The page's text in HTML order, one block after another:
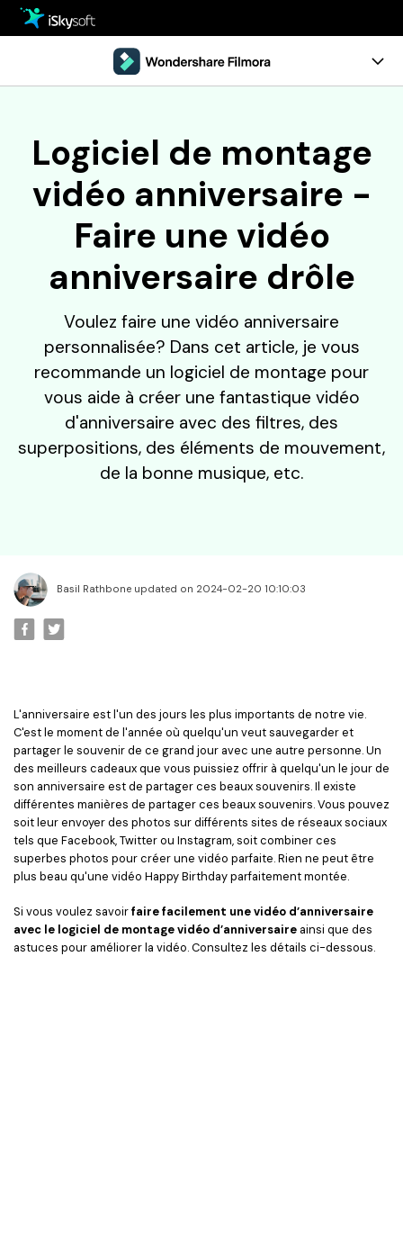
Office
Utilitaire
Utilitaire
Conception
Conception
Téléchargement
Boutique
Support
Guide
Configuration requise
ESSAI GRATUIT ACHETER
Logiciel de montage
vidéo anniversaire -
Faire une vidéo
anniversaire drôle
Voulez faire une vidéo anniversaire
personnalisée? Dans cet article, je vous
recommande un logiciel de montage pour
vous aide à créer une fantastique vidéo
d'anniversaire avec des filtres, des
superpositions, des éléments de mouvement,
de la bonne musique, etc.
Basil Rathbone updated on 2024-02-20 10:10:03
L'anniversaire est l'un des jours les plus importants de notre vie.
C'est le moment de l'année où quelqu'un veut sauvegarder et
partager le souvenir de ce grand jour avec une autre personne. Un
des meilleurs cadeaux que vous puissiez offrir à quelqu'un le jour de
son anniversaire est de partager ces beaux souvenirs. Il existe
différentes manières de partager ces beaux souvenirs. Vous pouvez
soit leur envoyer des photos sur différents sites de réseaux sociaux
tels que Facebook, Twitter ou Instagram, soit combiner ces
superbes photos pour créer une vidéo parfaite. Rien ne peut être
plus beau qu'une vidéo Happy Birthday parfaitement montée.
Si vous voulez savoirfaire facilement une vidéo d’anniversaire
avec le logiciel de montage vidéo d’anniversaire ainsi que des
astuces pour améliorer la vidéo. Consultez les détails ci-dessous.